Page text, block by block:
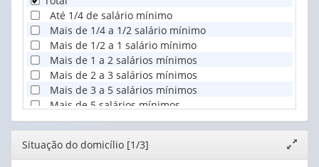
Até 1/4 de salário mínimo
Mais de 1/4 a 1/2 salário mínimo
Mais de 1/2 a 1 salário mínimo
Mais de 1 a 2 salários mínimos
Mais de 2 a 3 salários mínimos
Mais de 3 a 5 salários mínimos
Mais de 5 salários mínimos
Sem rendimento
Editor
janela
Situação do domicílio [1/3]